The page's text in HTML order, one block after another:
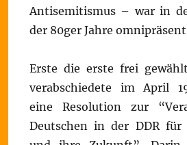
Antisemitismus – war in
der 80ger Jahre
Erste die erste frei
verabschiedete im April
eine Resolution zur
Deutschen in der DDR für